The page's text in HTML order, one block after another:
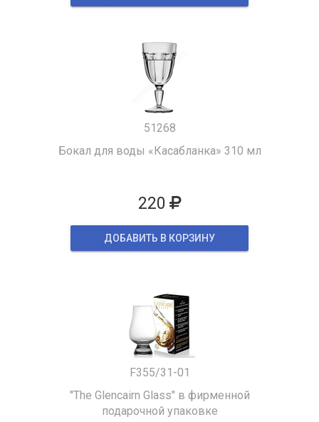
51268
Бокал для воды «Касабланка» 310 мл
220
ДОБАВИТЬ В КОРЗИНУ
F355/31-01
"The Glencairn Glass" в фирменной
подарочной упаковке